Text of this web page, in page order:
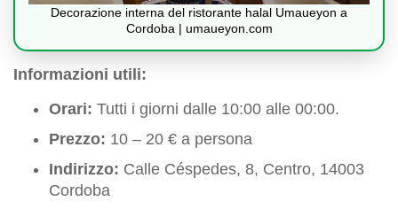
Decorazione interna del ristorante halal Umaueyon a
Cordoba | umaueyon.com
Informazioni utili:
Orari: Tutti i giorni dalle 10:00 alle 00:00.
Prezzo: 10 – 20 € a persona
Indirizzo: Calle Céspedes, 8, Centro, 14003
Cordoba